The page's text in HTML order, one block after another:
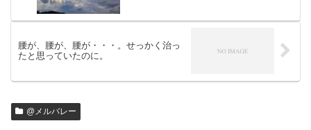
腰が、腰が、腰が・・・。せっかく治っ
たと思っていたのに。
@メルバレー